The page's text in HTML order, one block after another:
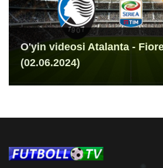
O'yin videosi Atalanta -
(02.06.2024)